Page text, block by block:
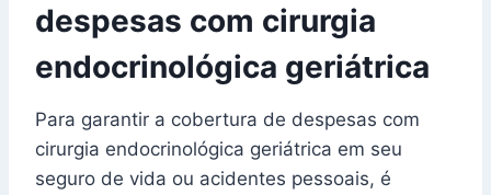
despesas com cirurgia
endocrinológica geriátrica
Para garantir a cobertura de despesas com
cirurgia endocrinológica geriátrica em seu
seguro de vida ou acidentes pessoais, é